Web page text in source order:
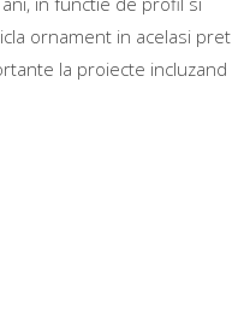
ornament in acelasi pret
la proiecte incluzand